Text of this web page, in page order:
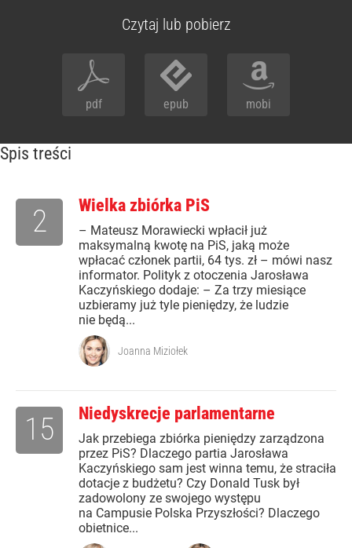
Czytaj lub pobierz
pdf epub mobi
Spis treści
Wielka zbiórka PiS
– Mateusz Morawiecki wpłacił już
maksymalną kwotę na PiS, jaką może
wpłacać członek partii, 64 tys. zł – mówi nasz
informator. Polityk z otoczenia Jarosława
Kaczyńskiego dodaje: – Za trzy miesiące
uzbieramy już tyle pieniędzy, że ludzie
nie będą...
2
Joanna Miziołek
Niedyskrecje parlamentarne
Jak przebiega zbiórka pieniędzy zarządzona
przez PiS? Dlaczego partia Jarosława
Kaczyńskiego sam jest winna temu, że straciła
dotacje z budżetu? Czy Donald Tusk był
zadowolony ze swojego występu
na Campusie Polska Przyszłości? Dlaczego
obietnice...
15